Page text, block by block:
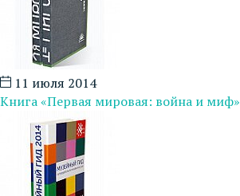
11 июля 2014
Книга «Первая мировая: война и миф»